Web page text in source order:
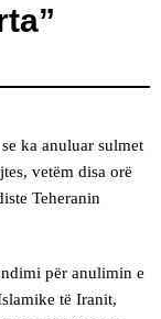
ka anuluar sulmet
vetëm disa orë
Teheranin
për anulimin e
të Iranit,